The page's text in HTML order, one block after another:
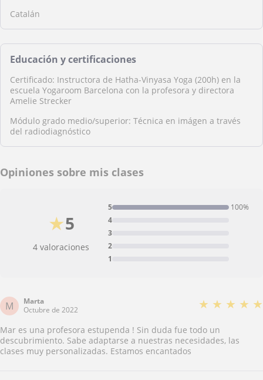
Catalán
Educación y certificaciones
Certificado: Instructora de Hatha-Vinyasa Yoga (200h) en la
escuela Yogaroom Barcelona con la profesora y directora
Amelie Strecker
Módulo grado medio/superior: Técnica en imágen a través
del radiodiagnóstico
Opiniones sobre mis clases
5
★
4 valoraciones
1
2
3
4
5 100%
M
Marta
Octubre de 2022
★ ★ ★ ★ ★
Mar es una profesora estupenda ! Sin duda fue todo un
descubrimiento. Sabe adaptarse a nuestras necesidades, las
clases muy personalizadas. Estamos encantados